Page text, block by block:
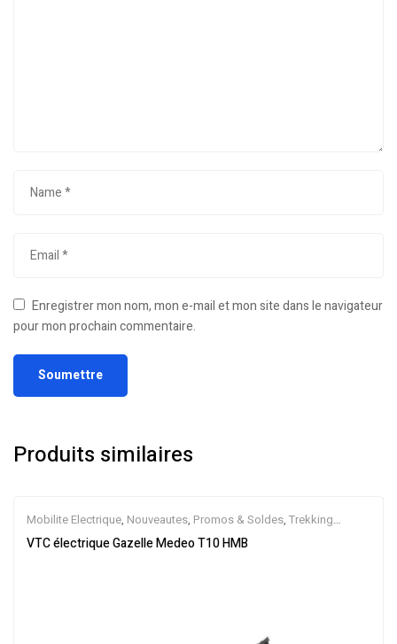
Enregistrer mon nom, mon e-mail et mon site dans le navigateur
pour mon prochain commentaire.
Produits similaires
Mobilite Electrique, Nouveautes, Promos & Soldes, Trekking
électrique,Vélo électrique ville,Velos Electriques
VTC électrique Gazelle Medeo T10 HMB